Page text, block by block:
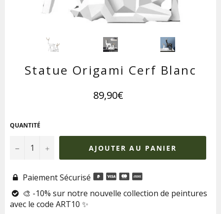
Statue Origami Cerf Blanc
Prix
régulier
89,90€
QUANTITÉ
− + AJOUTER AU PANIER
 Paiement Sécurisé

🎨 -10% sur notre nouvelle collection de peintures
avec le code ART10 ✨